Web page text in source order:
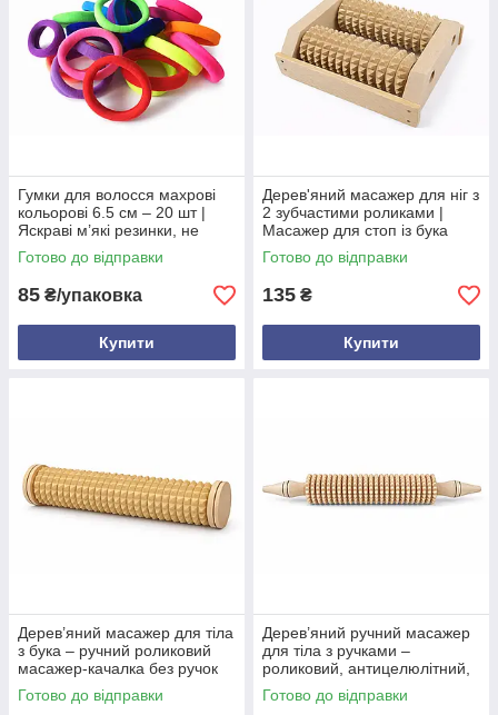
Гумки для волосся махрові
кольорові 6.5 см – 20 шт |
Яскраві м’які резинки, не
ламають волосся
Готово до відправки
85 ₴/упаковка
Купити
Дерев'яний масажер для ніг з
2 зубчастими роликами |
Масажер для стоп із бука
Готово до відправки
135 ₴
Купити
Дерев’яний масажер для тіла
з бука – ручний роликовий
масажер-качалка без ручок
Готово до відправки
Дерев’яний ручний масажер
для тіла з ручками –
роликовий, антицелюлітний,
39 см, натуральне дерево
Готово до відправки